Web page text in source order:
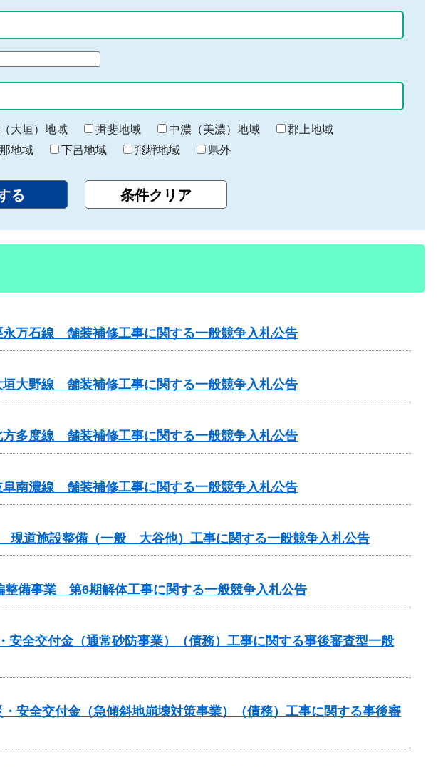
大垣）地域 揖斐地域 中濃（美濃）地域
郡上地域
地域 下呂地域 飛騨地域 県外
万石線 舗装補修工事に関する一般競争入札公告
大野線 舗装補修工事に関する一般競争入札公告
多度線 舗装補修工事に関する一般競争入札公告
南濃線 舗装補修工事に関する一般競争入札公告
道施設整備（一般 大谷他）工事に関する一般競争入札公告
整備事業 第6期解体工事に関する一般競争入札公告
全交付金（通常砂防事業）（債務）工事に関する事後審査型一般
安全交付金（急傾斜地崩壊対策事業）（債務）工事に関する事後審